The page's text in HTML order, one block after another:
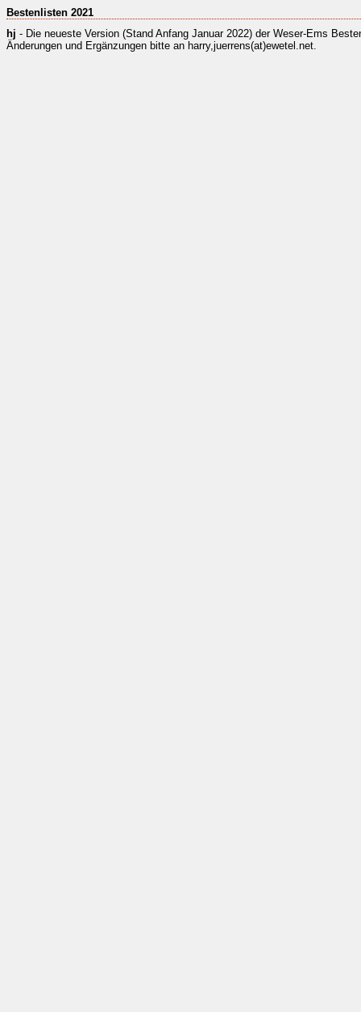
Bestenlisten 2021
hj - Die neueste Version (Stand Anfang Januar 2022) der Weser-Ems
Änderungen und Ergänzungen bitte an harry,juerrens(at)ewetel.net.